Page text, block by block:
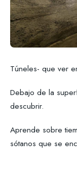
Túneles- que ver
Debajo de la
descubrir.
Aprende sobre
sótanos que se